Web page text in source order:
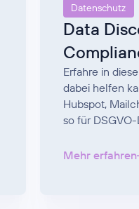
Datenschutz
Data
Erfahre in
dabei helfen
Hubspot,
so für
Mehr erfahren